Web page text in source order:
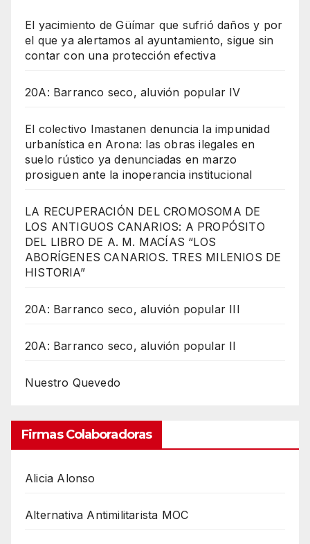
El yacimiento de Güímar que sufrió daños y por
el que ya alertamos al ayuntamiento, sigue sin
contar con una protección efectiva
20A: Barranco seco, aluvión popular IV
El colectivo Imastanen denuncia la impunidad
urbanística en Arona: las obras ilegales en
suelo rústico ya denunciadas en marzo
prosiguen ante la inoperancia institucional
LA RECUPERACIÓN DEL CROMOSOMA DE
LOS ANTIGUOS CANARIOS: A PROPÓSITO
DEL LIBRO DE A. M. MACÍAS “LOS
ABORÍGENES CANARIOS. TRES MILENIOS DE
HISTORIA”
20A: Barranco seco, aluvión popular III
20A: Barranco seco, aluvión popular II
Nuestro Quevedo
Firmas Colaboradoras
Alicia Alonso
Alternativa Antimilitarista MOC